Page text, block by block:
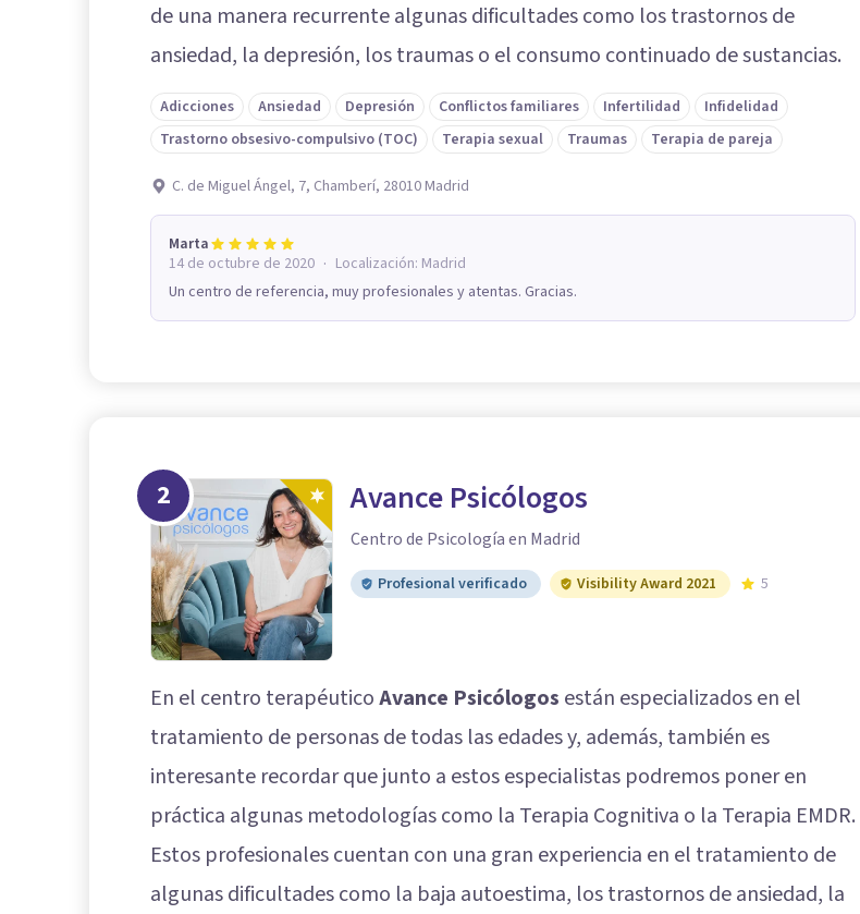
de una manera recurrente algunas dificultades como los trastornos de
ansiedad, la depresión, los traumas o el consumo continuado de sustancias.
Adicciones Ansiedad Depresión Conflictos familiares Infertilidad
Infidelidad
Trastorno obsesivo-compulsivo (TOC)
Terapia sexual Traumas Terapia de pareja
C. de Miguel Ángel, 7, Chamberí, 28010 Madrid
Marta
14 de octubre de 2020 · Localización: Madrid
Un centro de referencia, muy profesionales y atentas. Gracias.
2 Avance Psicólogos
Centro de Psicología en Madrid
Profesional verificado Visibility Award 2021 5
En el centro terapéuticoAvance Psicólogos están especializados en el
tratamiento de personas de todas las edades y, además, también es
interesante recordar que junto a estos especialistas podremos poner en
práctica algunas metodologías como la Terapia Cognitiva o la Terapia EMDR.
Estos profesionales cuentan con una gran experiencia en el tratamiento de
algunas dificultades como la baja autoestima, los trastornos de ansiedad, la